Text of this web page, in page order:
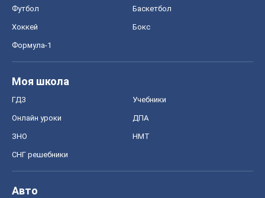
Футбол Баскетбол
Хоккей Бокс
Формула-1
Моя школа
ГДЗ Учебники
Онлайн уроки ДПА
ЗНО НМТ
СНГ решебники
Авто